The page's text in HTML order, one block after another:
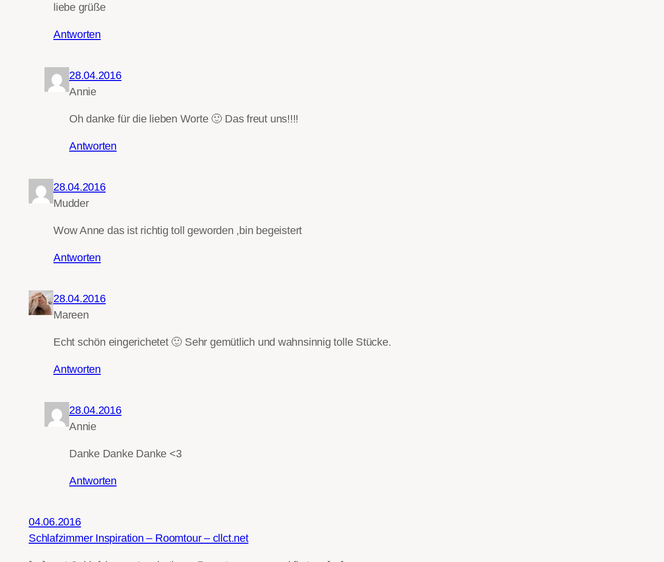
liebe grüße
Antworten
28.04.2016
Annie
Oh danke für die lieben Worte 🙂 Das freut uns!!!!
Antworten
28.04.2016
Mudder
Wow Anne das ist richtig toll geworden ,bin begeistert
Antworten
28.04.2016
Mareen
Echt schön eingerichetet 🙂 Sehr gemütlich und wahnsinnig tolle Stücke.
Antworten
28.04.2016
Annie
Danke Danke Danke <3
Antworten
04.06.2016
Schlafzimmer Inspiration – Roomtour – cllct.net